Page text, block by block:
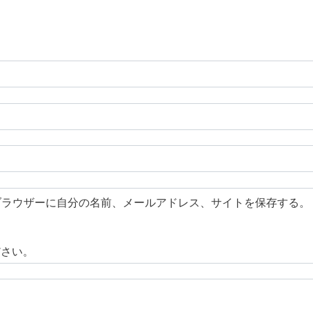
ウザーに自分の名前、メールアドレス、サイトを保存する。
い。